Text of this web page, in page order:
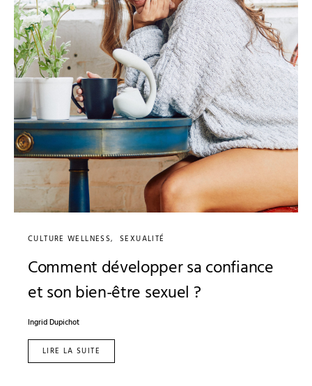
CULTURE WELLNESS SEXUALITÉ
Comment développer sa confiance
et son bien-être sexuel ?
Ingrid Dupichot
LIRE LA SUITE